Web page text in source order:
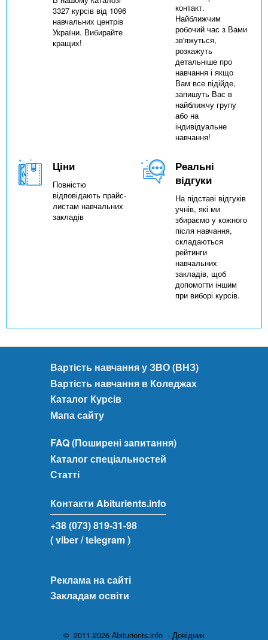
3327 курсів від 1096
навчальних центрів
України. Вибирайте
кращих!
контакт.
Найближчим
робочий час з Вами
зв'яжуться,
розкажуть
детальніше про
навчання і якщо
Вам все підійде,
запишуть Вас в
найближчу групу
або на
індивідуальне
навчання!
Ціни
Повністю
відповідають прайс-
листам навчальних
закладів
Реальні
відгуки
На підставі відгуків
учнів, які ми
збираємо у кожного
після навчання,
складаються
рейтинги
навчальних
закладів, щоб
допомогти іншим
при виборі курсів.
Вартість навчання у ЗВО (ВНЗ)
Вартість навчання в Коледжах
Каталог Курсів
Мапа сайту
FAQ (Поширені запитання)
Каталог спеціальностей
Статті
Контакти Abiturients.info
+38 (073) 819-31-98
( viber/ telegram )
Реклама на сайті
Закладам освіти
© 2011-2026 Abiturients.info - Довідник